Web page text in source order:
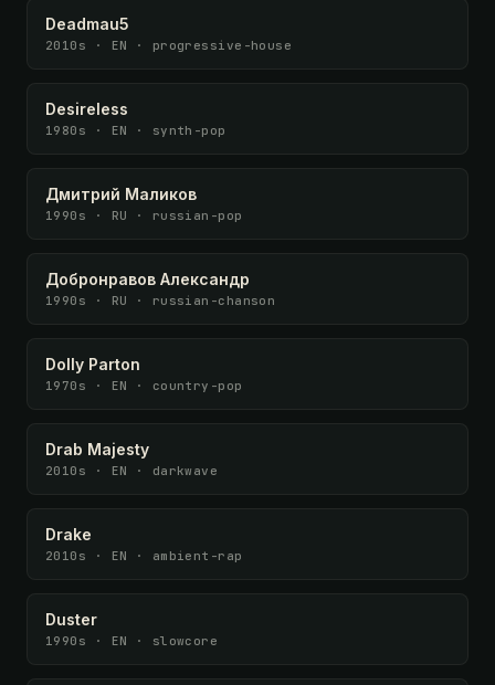
Deadmau5
2010s · EN · progressive-house
Desireless
1980s · EN · synth-pop
Дмитрий Маликов
1990s · RU · russian-pop
Добронравов Александр
1990s · RU · russian-chanson
Dolly Parton
1970s · EN · country-pop
Drab Majesty
2010s · EN · darkwave
Drake
2010s · EN · ambient-rap
Duster
1990s · EN · slowcore